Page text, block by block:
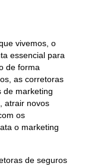
vivemos, o
essencial para
de forma
as corretoras
de marketing
atrair novos
os
o marketing
de seguros